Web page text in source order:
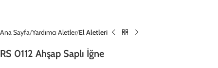
Ana Sayfa Yardımcı Aletler El Aletleri
RS 0112 Ahşap Saplı İğne